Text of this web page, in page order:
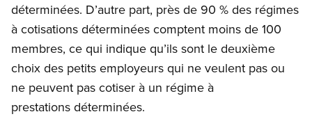
déterminées. D’autre part, près de 90 % des régimes
à cotisations déterminées comptent moins de 100
membres, ce qui indique qu’ils sont le deuxième
choix des petits employeurs qui ne veulent pas ou
ne peuvent pas cotiser à un régime à
prestations déterminées.